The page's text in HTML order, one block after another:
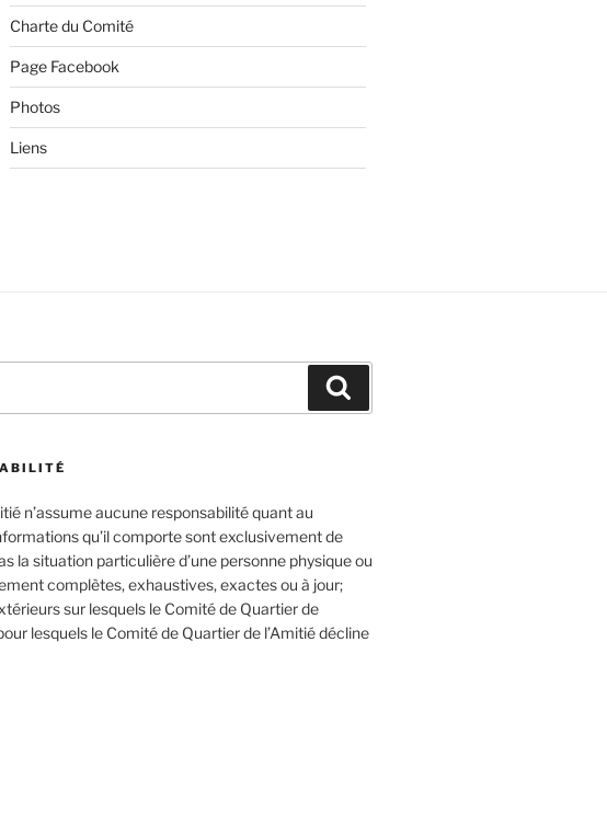
Charte du Comité
Page Facebook
Photos
Liens
n’assume aucune responsabilité quant au
qu’il comporte sont exclusivement de
la situation particulière d’une personne physique ou
complètes, exhaustives, exactes ou à jour;
sur lesquels le Comité de Quartier de
lesquels le Comité de Quartier de l’Amitié décline